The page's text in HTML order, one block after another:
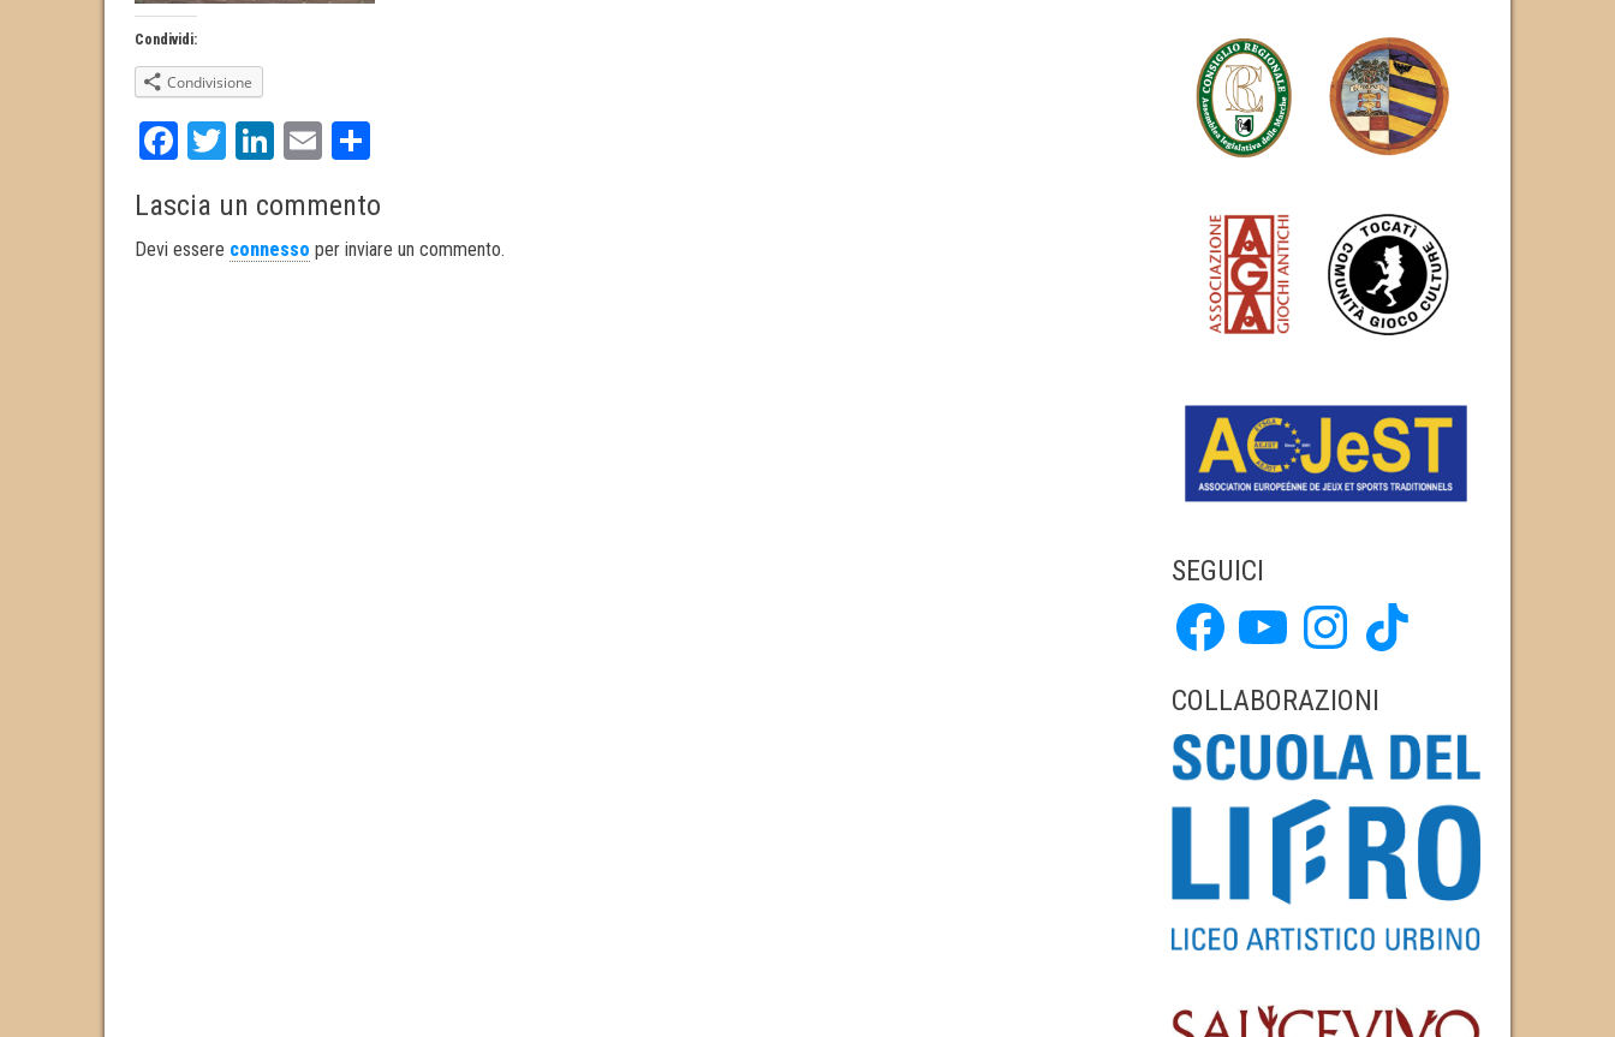
Condividi:
Condivisione
Fa
bo
ok
T
tt
er
Li
ed
In
E
ail re
Lascia un commento
Devi essere connesso per inviare un commento.
SEGUICI
FacebookYouTube Instagram TikTok
COLLABORAZIONI